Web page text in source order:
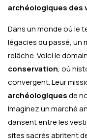
archéologiques des
Dans un monde où le
légacies du passé, un
relâche. Voici le
conservation, où
convergent. Leur
archéologiquesde
Imaginez un marché
dansent entre les
sites sacrés abritent